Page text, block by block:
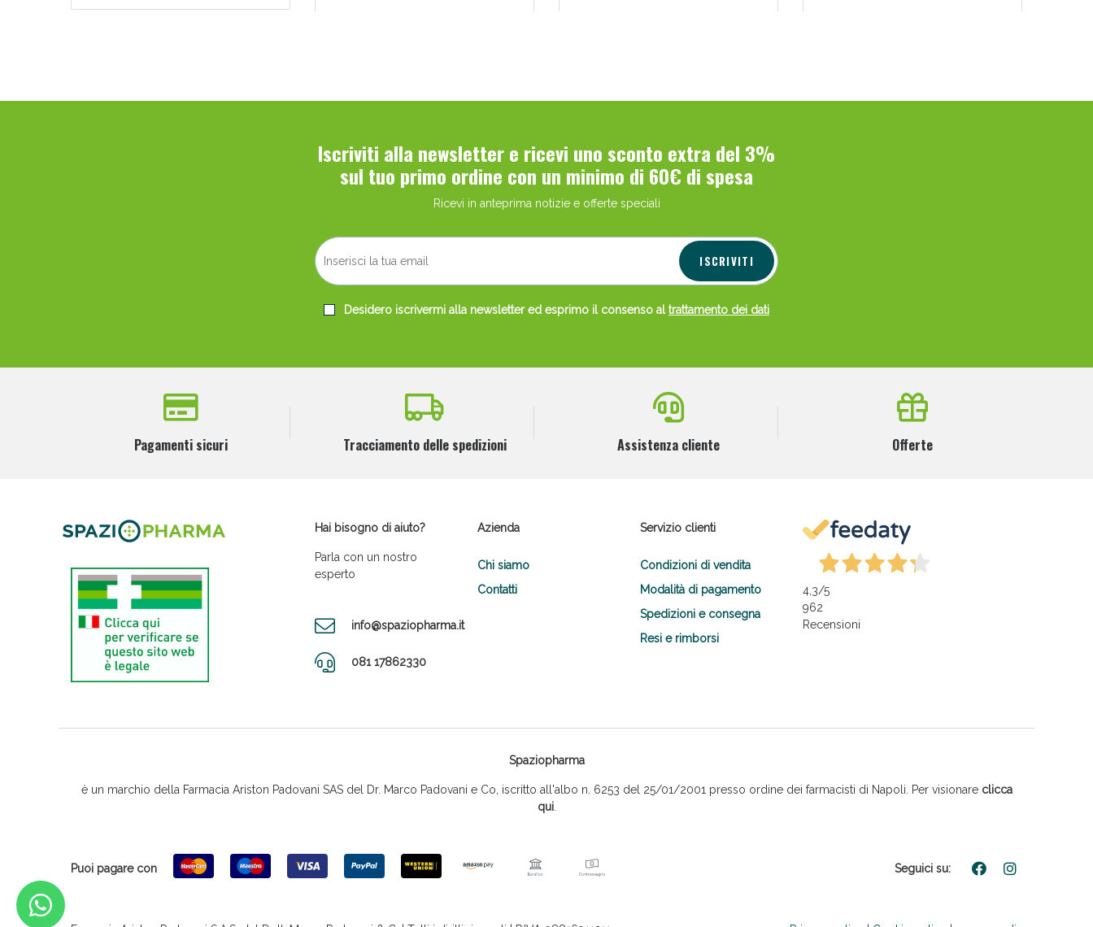
Iscriviti alla newsletter e ricevi uno sconto extra del 3%
sul tuo primo ordine con un minimo di 60€ di spesa
Ricevi in anteprima notizie e offerte speciali
ISCRIVITI
Desidero iscrivermi alla newsletter ed esprimo il consenso al trattamento dei dati
Pagamenti sicuri Tracciamento delle spedizioni Assistenza cliente Offerte
Hai bisogno di aiuto?
Parla con un nostro
esperto
info@spaziopharma.it
081 17862330
Azienda
Chi siamo
Contatti
Servizio clienti
Condizioni di vendita
Modalità di pagamento
Spedizioni e consegna
Resi e rimborsi
4,3/5
962
Recensioni
Spaziopharma
è un marchio della Farmacia Ariston Padovani SAS del Dr. Marco Padovani e Co, iscritto all'albo n. 6253 del 25/01/2001 presso ordine dei farmacisti di Napoli. Per visionare clicca
qui.
Puoi pagare con Seguici su: